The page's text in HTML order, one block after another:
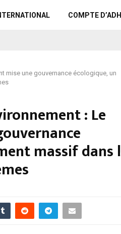
COMPTE
mise une gouvernance écologique, un
: Le
massif dans